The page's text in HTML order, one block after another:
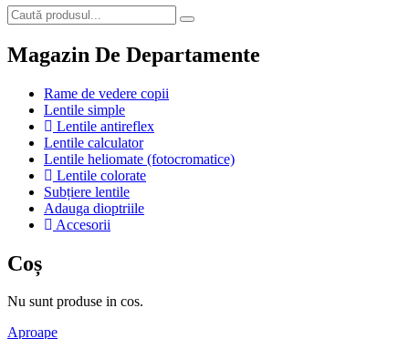
Magazin De Departamente
Rame de vedere copii
Lentile simple
Lentile antireflex
Lentile calculator
Lentile heliomate (fotocromatice)
Lentile colorate
Subțiere lentile
Adauga dioptriile
Accesorii
Coș
Nu sunt produse in cos.
Aproape